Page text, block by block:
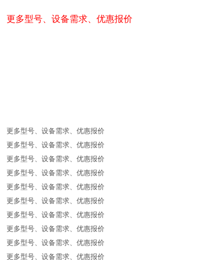
更多型号、设备需求、优惠报价
更多型号、设备需求、优惠报价
更多型号、设备需求、优惠报价
更多型号、设备需求、优惠报价
更多型号、设备需求、优惠报价
更多型号、设备需求、优惠报价
更多型号、设备需求、优惠报价
更多型号、设备需求、优惠报价
更多型号、设备需求、优惠报价
更多型号、设备需求、优惠报价
更多型号、设备需求、优惠报价